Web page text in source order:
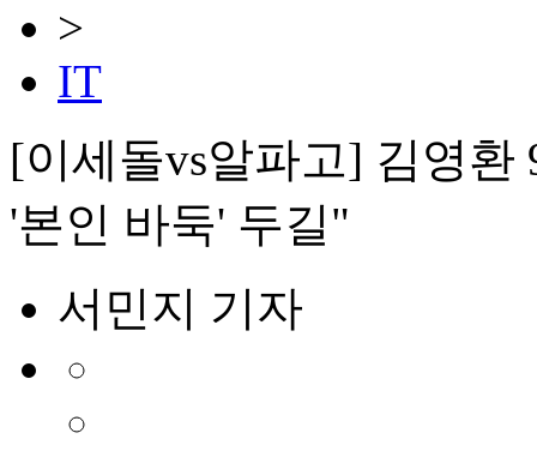
>
IT
[이세돌vs알파고] 김영환
'본인 바둑' 두길"
서민지 기자